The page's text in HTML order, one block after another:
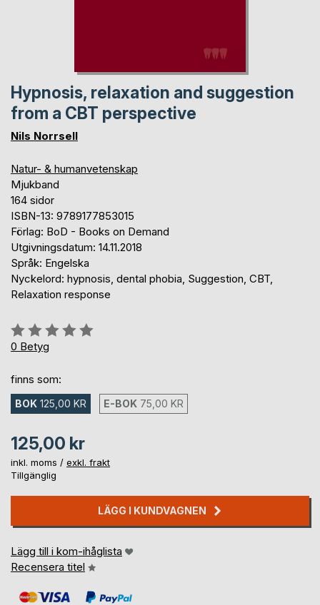
Hypnosis, relaxation and suggestion
from a CBT perspective
Nils Norrsell
Natur- & humanvetenskap
Mjukband
164 sidor
ISBN-13: 9789177853015
Förlag: BoD - Books on Demand
Utgivningsdatum: 14.11.2018
Språk: Engelska
Nyckelord: hypnosis, dental phobia, Suggestion, CBT,
Relaxation response
Betyg::
0%
0 Betyg
finns som:
BOK 125,00 KR E-BOK 75,00 KR
125,00 kr
inkl. moms / exkl. frakt
Tillgänglig
LÄGG I KUNDVAGNEN
Lägg till i kom-ihåglista
Recensera titel